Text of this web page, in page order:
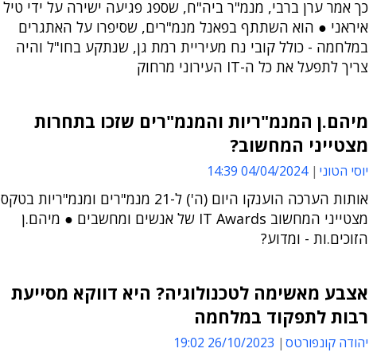
כך אמר ערן ברבי, מנמ"ר ביה"ח, שספג פגיעה ישירה על ידי טיל
איראני ● הוא השתתף בפאנל מנמ"רים, שסיפרו על האתגרים
במלחמה - כולל קובי נח מעיריית רמת גן, שנתקע בחו"ל והיה
צריך לתפעל את כל ה-IT העירוני מרחוק
מיהם.ן המנמ"ריות והמנמ"רים שזכו בתחרות
מצטייני המחשוב?
יוסי הטוני 04/04/2024 14:39
אותות הערכה הוענקו היום (ה') ל-21 מנמ"רים ומנמ"ריות בטקס
מצטייני המחשוב IT Awards של אנשים ומחשבים ● מיהם.ן
הזוכים.ות - ומדוע?
אצבע מאשימה לטכנולוגיה? היא דווקא מסייעת
רבות לתפקוד במלחמה
יהודה קונפורטס 26/10/2023 19:02